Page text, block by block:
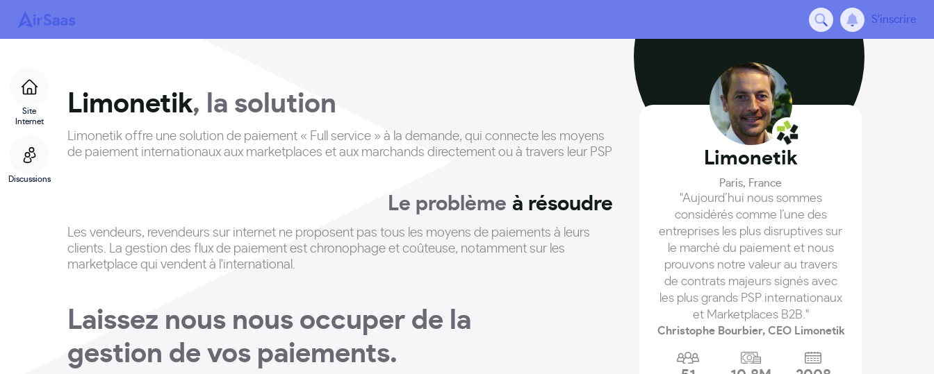
S'inscrire
Site
Internet
Discussions
Limonetik, la solution
Limonetik offre une solution de paiement « Full service » à la demande, qui connecte les moyens
de paiement internationaux aux marketplaces et aux marchands directement ou à travers leur PSP
Le problème à résoudre
Les vendeurs, revendeurs sur internet ne proposent pas tous les moyens de paiements à leurs
clients. La gestion des flux de paiement est chronophage et coûteuse, notamment sur les
marketplace qui vendent à l'international.
Laissez nous nous occuper de la
gestion de vos paiements.
Limonetik
Paris, France
"Aujourd’hui nous sommes
considérés comme l’une des
entreprises les plus disruptives sur
le marché du paiement et nous
prouvons notre valeur au travers
de contrats majeurs signés avec
les plus grands PSP internationaux
et Marketplaces B2B."
Christophe Bourbier, CEO Limonetik